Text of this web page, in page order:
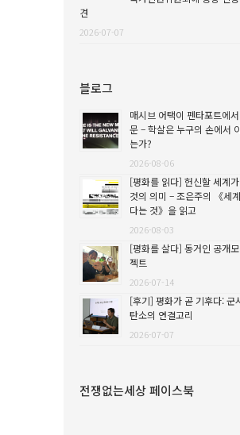
견
2026-07-07
블로그
매시브 어택이 펜타포트에
문 – 학살은 누구의 손에서
는가?
2026-08-06
[평화를 읽다] 헌신할 세계
것의 의미 – 조은주의 《세
다는 것》을 읽고
2026-08-03
[평화를 살다] 동거인 공개
젝트
2026-07-14
[후기] 평화가 곧 기후다: 군
탄소의 연결고리
2026-07-07
전쟁없는세상 페이스북